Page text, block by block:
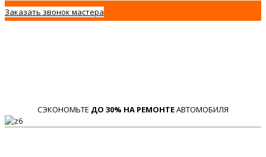
Заказать звонок мастера
СЭКОНОМЬТЕ ДО 30% НА РЕМОНТЕАВТОМОБИЛЯ